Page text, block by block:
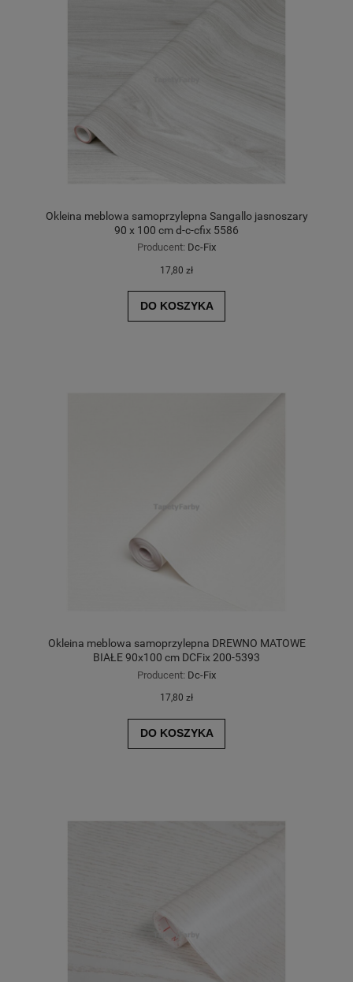
Okleina meblowa samoprzylepna Sangallo jasnoszary
90 x 100 cm d-c-cfix 5586
Producent: Dc-Fix
17,80 zł
DO KOSZYKA
Okleina meblowa samoprzylepna DREWNO MATOWE
BIAŁE 90x100 cm DCFix 200-5393
Producent: Dc-Fix
17,80 zł
DO KOSZYKA